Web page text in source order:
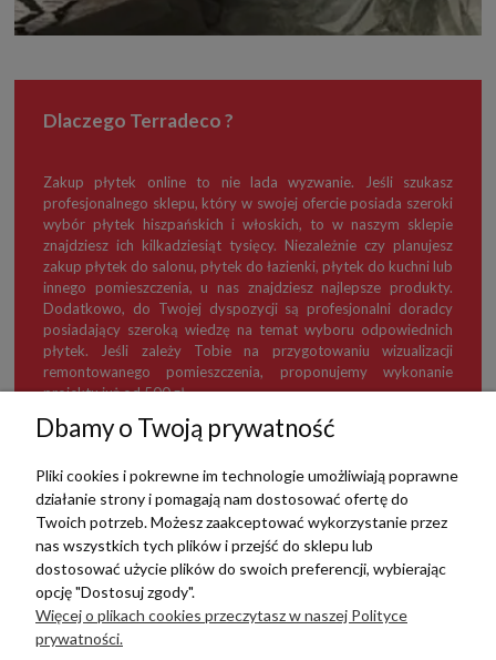
Dlaczego Terradeco ?
Zakup płytek online to nie lada wyzwanie. Jeśli szukasz
profesjonalnego sklepu, który w swojej ofercie posiada szeroki
wybór płytek hiszpańskich i włoskich, to w naszym sklepie
znajdziesz ich kilkadziesiąt tysięcy. Niezależnie czy planujesz
zakup płytek do salonu, płytek do łazienki, płytek do kuchni lub
innego pomieszczenia, u nas znajdziesz najlepsze produkty.
Dodatkowo, do Twojej dyspozycji są profesjonalni doradcy
posiadający szeroką wiedzę na temat wyboru odpowiednich
płytek. Jeśli zależy Tobie na przygotowaniu wizualizacji
remontowanego pomieszczenia, proponujemy wykonanie
projektu już od 500 zł.
TERRADECO
BAZA WIEDZY
PŁATNOŚCI I DOSTAWA
Dbamy o Twoją prywatność
Pliki cookies i pokrewne im technologie umożliwiają poprawne
działanie strony i pomagają nam dostosować ofertę do
Twoich potrzeb. Możesz zaakceptować wykorzystanie przez
nas wszystkich tych plików i przejść do sklepu lub
dostosować użycie plików do swoich preferencji, wybierając
opcję "Dostosuj zgody".
Więcej o plikach cookies przeczytasz w naszej Polityce
prywatności.